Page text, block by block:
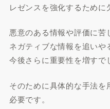
レゼンスを強化するために
悪意のある情報や評価に苦
ネガティブな情報を追いや
今後さらに重要性を増すで
そのために具体的な手法
必要です。